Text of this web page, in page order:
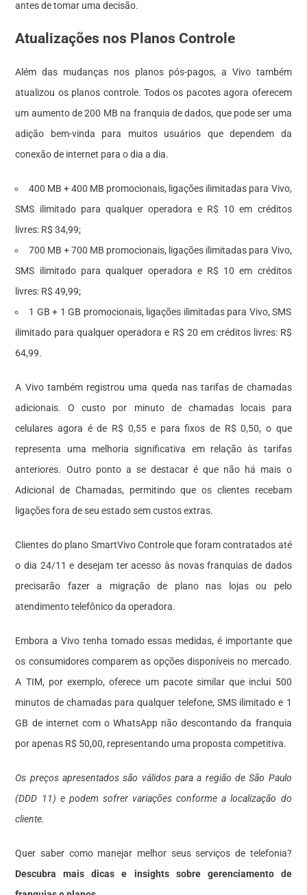
antes de tomar uma decisão.
Atualizações nos Planos Controle
Além das mudanças nos planos pós-pagos, a Vivo também
atualizou os planos controle. Todos os pacotes agora oferecem
um aumento de 200 MB na franquia de dados, que pode ser uma
adição bem-vinda para muitos usuários que dependem da
conexão de internet para o dia a dia.
400 MB + 400 MB promocionais, ligações ilimitadas para Vivo,
SMS ilimitado para qualquer operadora e R$ 10 em créditos
livres: R$ 34,99;
700 MB + 700 MB promocionais, ligações ilimitadas para Vivo,
SMS ilimitado para qualquer operadora e R$ 10 em créditos
livres: R$ 49,99;
1 GB + 1 GB promocionais, ligações ilimitadas para Vivo, SMS
ilimitado para qualquer operadora e R$ 20 em créditos livres: R$
64,99.
A Vivo também registrou uma queda nas tarifas de chamadas
adicionais. O custo por minuto de chamadas locais para
celulares agora é de R$ 0,55 e para fixos de R$ 0,50, o que
representa uma melhoria significativa em relação às tarifas
anteriores. Outro ponto a se destacar é que não há mais o
Adicional de Chamadas, permitindo que os clientes recebam
ligações fora de seu estado sem custos extras.
Clientes do plano SmartVivo Controle que foram contratados até
o dia 24/11 e desejam ter acesso às novas franquias de dados
precisarão fazer a migração de plano nas lojas ou pelo
atendimento telefônico da operadora.
Embora a Vivo tenha tomado essas medidas, é importante que
os consumidores comparem as opções disponíveis no mercado.
A TIM, por exemplo, oferece um pacote similar que inclui 500
minutos de chamadas para qualquer telefone, SMS ilimitado e 1
GB de internet com o WhatsApp não descontando da franquia
por apenas R$ 50,00, representando uma proposta competitiva.
Os preços apresentados são válidos para a região de São Paulo
(DDD 11) e podem sofrer variações conforme a localização do
cliente.
Quer saber como manejar melhor seus serviços de telefonia?
Descubra mais dicas e insights sobre gerenciamento de